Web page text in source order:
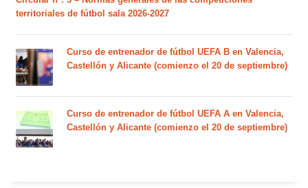
territoriales de fútbol sala 2026-2027
Curso de entrenador de fútbol UEFA B en Valencia,
Castellón y Alicante (comienzo el 20 de septiembre)
Curso de entrenador de fútbol UEFA A en Valencia,
Castellón y Alicante (comienzo el 20 de septiembre)